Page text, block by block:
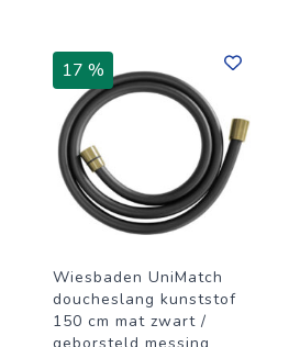
17 %
Wiesbaden UniMatch
doucheslang kunststof
150 cm mat zwart /